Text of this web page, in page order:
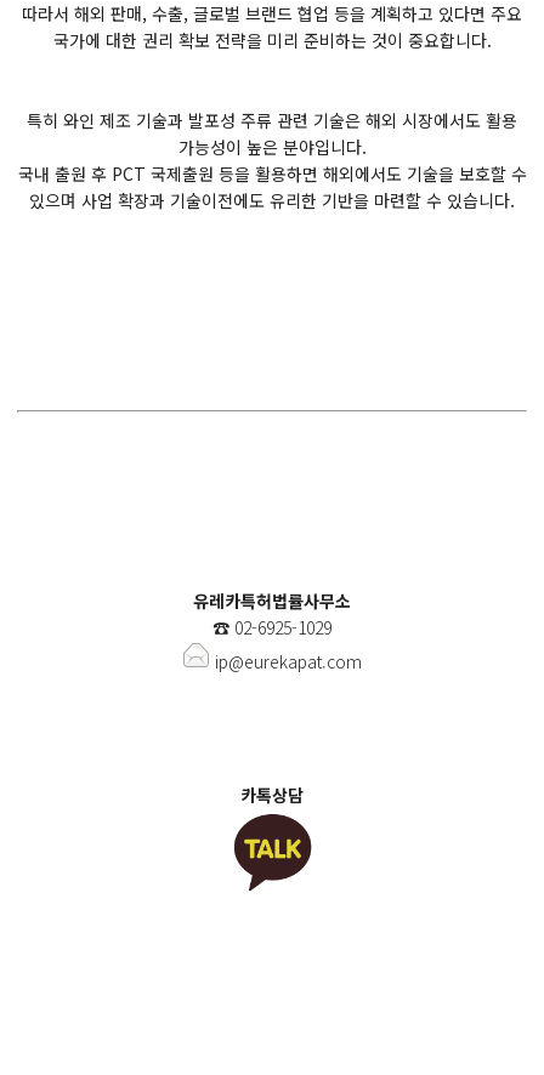
따라서 해외 판매, 수출, 글로벌 브랜드 협업 등을 계획하고 있다면 주요
국가에 대한 권리 확보 전략을 미리 준비하는 것이 중요합니다.
특히 와인 제조 기술과 발포성 주류 관련 기술은 해외 시장에서도 활용
가능성이 높은 분야입니다.
국내 출원 후 PCT 국제출원 등을 활용하면 해외에서도 기술을 보호할 수
있으며 사업 확장과 기술이전에도 유리한 기반을 마련할 수 있습니다.
유레카특허법률사무소
☎️ 02-6925-1029
ip@eurekapat.com
카톡상담